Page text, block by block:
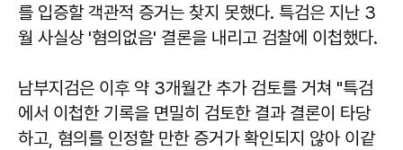
를 입증할 객관적 증거는 찾지 못했다. 특검은 지난 3
월 사실상 '혐의없음' 결론을 내리고 검찰에 이첩했다.
남부지검은 이후 약 3개월간 추가 검토를 거쳐 "특검
에서 이첩한 기록을 면밀히 검토한 결과 결론이 타당
하고, 혐의를 인정할 만한 증거가 확인되지 않아 이같